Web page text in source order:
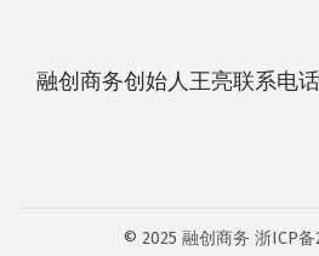
融创商务创始人王亮联系电
© 2025 融创商务 浙ICP备